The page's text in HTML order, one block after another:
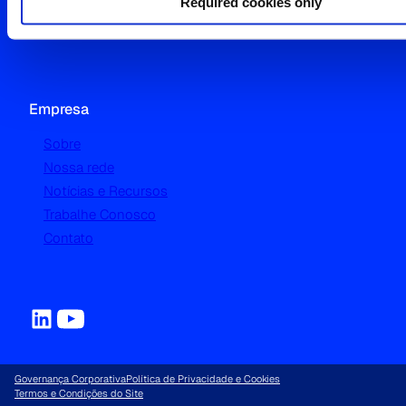
Sports Market Analytics & Research
Empresa
Sobre
Nossa rede
Notícias e Recursos
Trabalhe Conosco
Contato
Governança CorporativaPolítica de Privacidade e Cookies
Termos e Condições do Site